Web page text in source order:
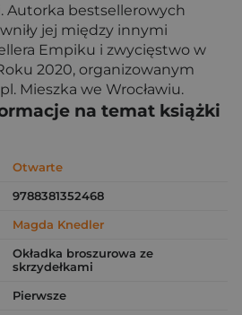
Autorka bestsellerowych
jej między innymi
Empiku i zwycięstwo w
2020, organizowanym
Mieszka we Wrocławiu.
na temat książki
Otwarte
9788381352468
Magda Knedler
Okładka broszurowa ze
skrzydełkami
Pierwsze